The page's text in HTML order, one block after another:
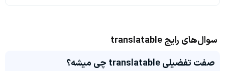
سوال‌های رایج translatable
صفت تفضیلی translatable چی میشه؟